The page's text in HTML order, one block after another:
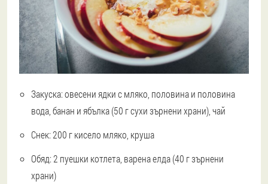
Закуска: овесени ядки с мляко, половина и половина
вода, банан и ябълка (50 г сухи зърнени храни), чай
Снек: 200 г кисело мляко, круша
Обяд: 2 пуешки котлета, варена елда (40 г зърнени
храни)